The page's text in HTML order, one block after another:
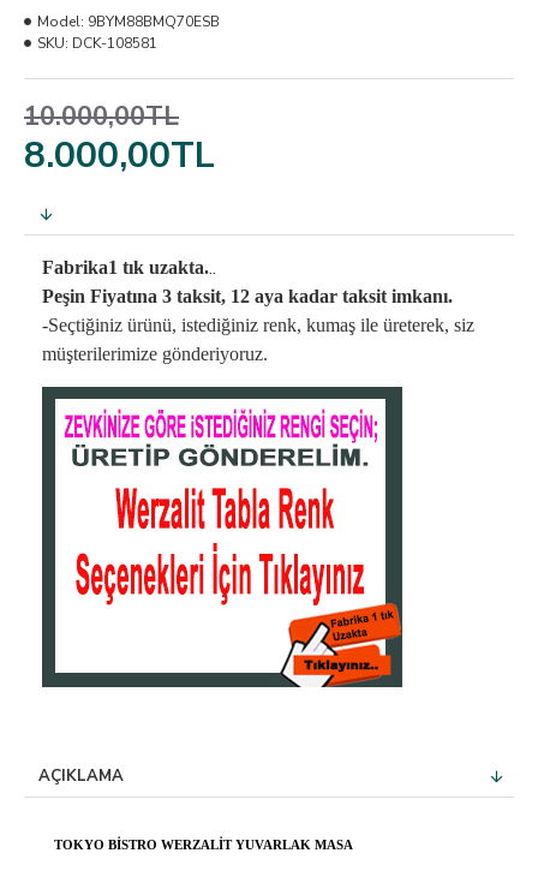
8.000,00TL
10.000,00TL
Model: 9BYM88BMQ70ESB
SKU: DCK-108581
Fabrika1 tık uzakta...
Peşin Fiyatına 3 taksit, 12 aya kadar taksit imkanı.
-Seçtiğiniz ürünü, istediğiniz renk, kumaş ile üreterek, siz
müşterilerimize gönderiyoruz.
AÇIKLAMA
TOKYO BISTRO WERZALIT YUVARLAK MASA